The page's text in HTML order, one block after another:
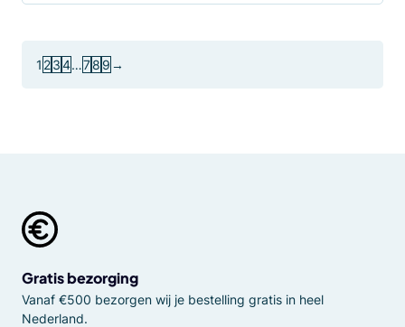
1 234…78 9 →
Gratis bezorging
Vanaf €500 bezorgen wij je bestelling gratis in heel
Nederland.